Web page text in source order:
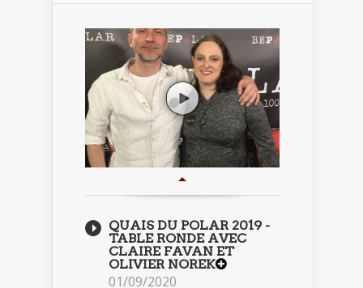
QUAIS DU POLAR 2019 -
TABLE RONDE AVEC
CLAIRE FAVAN ET
OLIVIER NOREK
01/09/2020